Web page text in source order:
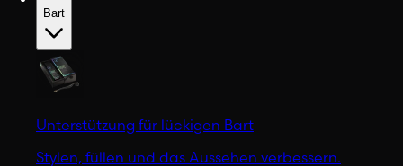
Bart
Unterstützung für lückigen Bart
Stylen, füllen und das Aussehen verbessern.